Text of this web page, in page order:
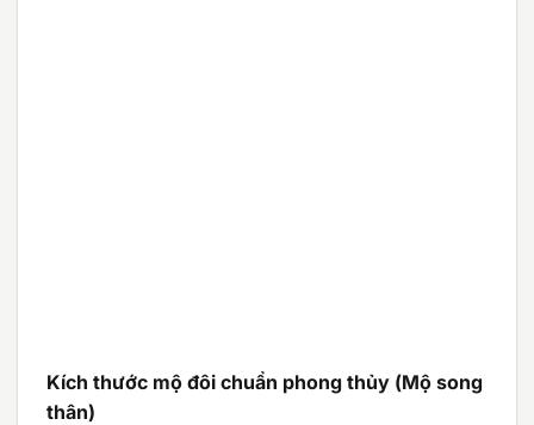
Kích thước mộ đôi chuẩn phong thủy (Mộ song
thân)